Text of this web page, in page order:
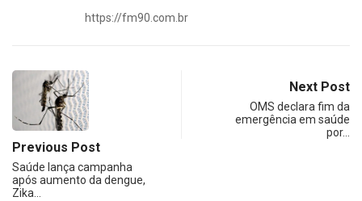
https://fm90.com.br
Previous Post
Saúde lança campanha
após aumento da dengue,
Zika…
Next Post
OMS declara fim da
emergência em saúde
por…